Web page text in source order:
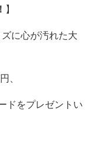
】
に心が汚れた大
円、
ドをプレゼントい